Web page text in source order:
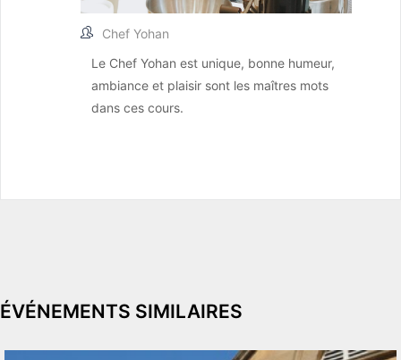
Chef Yohan
Le Chef Yohan est unique, bonne humeur,
ambiance et plaisir sont les maîtres mots
dans ces cours.
ÉVÉNEMENTS SIMILAIRES